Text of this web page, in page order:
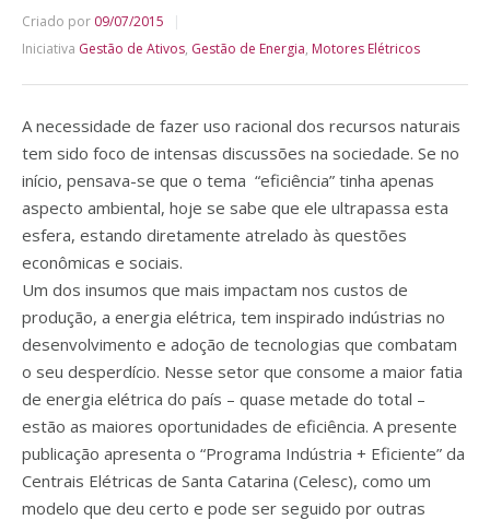
Criado por 09/07/2015
Iniciativa Gestão de Ativos, Gestão de Energia, Motores Elétricos
A necessidade de fazer uso racional dos recursos naturais
tem sido foco de intensas discussões na sociedade. Se no
início, pensava-se que o tema “eficiência” tinha apenas
aspecto ambiental, hoje se sabe que ele ultrapassa esta
esfera, estando diretamente atrelado às questões
econômicas e sociais.
Um dos insumos que mais impactam nos custos de
produção, a energia elétrica, tem inspirado indústrias no
desenvolvimento e adoção de tecnologias que combatam
o seu desperdício. Nesse setor que consome a maior fatia
de energia elétrica do país – quase metade do total –
estão as maiores oportunidades de eficiência. A presente
publicação apresenta o “Programa Indústria + Eficiente” da
Centrais Elétricas de Santa Catarina (Celesc), como um
modelo que deu certo e pode ser seguido por outras